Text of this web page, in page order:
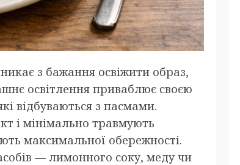
з бажання освіжити образ,
освітлення приваблює своєю
відбуваються з пасмами.
і мінімально травмують
максимальної обережності.
— лимонного соку, меду чи